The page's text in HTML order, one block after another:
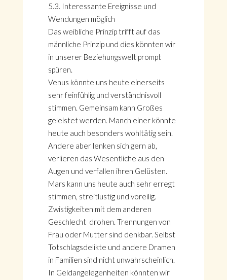
5.3. Interessante Ereignisse und
Wendungen möglich
Das weibliche Prinzip trifft auf das
männliche Prinzip und dies könnten wir
in unserer Beziehungswelt prompt
spüren.
Venus könnte uns heute einerseits
sehr feinfühlig und verständnisvoll
stimmen. Gemeinsam kann Großes
geleistet werden. Manch einer könnte
heute auch besonders wohltätig sein.
Andere aber lenken sich gern ab,
verlieren das Wesentliche aus den
Augen und verfallen ihren Gelüsten.
Mars kann uns heute auch sehr erregt
stimmen, streitlustig und voreilig.
Zwistigkeiten mit dem anderen
Geschlecht drohen. Trennungen von
Frau oder Mutter sind denkbar. Selbst
Totschlagsdelikte und andere Dramen
in Familien sind nicht unwahrscheinlich.
In Geldangelegenheiten könnten wir